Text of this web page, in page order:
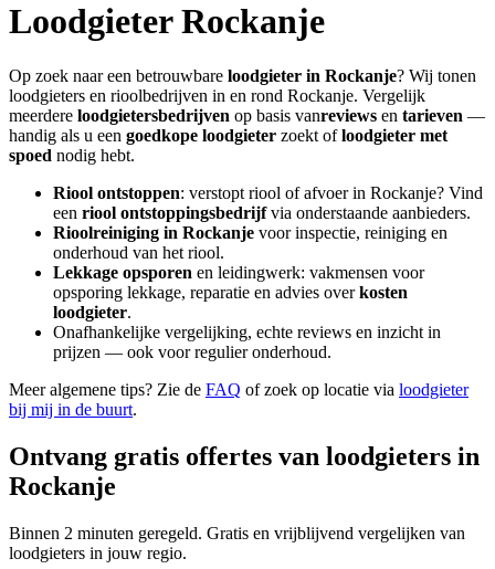
LoodgieterRockanje
Op zoek naar een betrouwbare loodgieter in Rockanje? Wij tonen
loodgieters en rioolbedrijven in en rond Rockanje. Vergelijk
meerdere loodgietersbedrijven op basis vanreviews en tarieven —
handig als u een goedkope loodgieter zoekt ofloodgieter met
spoed nodig hebt.
Riool ontstoppen: verstopt riool of afvoer in Rockanje? Vind
een riool ontstoppingsbedrijfvia onderstaande aanbieders.
Rioolreiniging in Rockanje voor inspectie, reiniging en
onderhoud van het riool.
Lekkage opsporen en leidingwerk: vakmensen voor
opsporing lekkage, reparatie en advies overkosten
loodgieter.
Onafhankelijke vergelijking, echte reviews en inzicht in
prijzen — ook voor regulier onderhoud.
Meer algemene tips? Zie de FAQ of zoek op locatie via loodgieter
bij mij in de buurt.
Ontvang gratis offertes van loodgieters in
Rockanje
Binnen 2 minuten geregeld. Gratis en vrijblijvend vergelijken van
loodgieters in jouw regio.